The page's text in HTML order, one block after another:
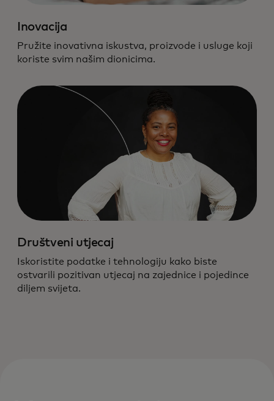
Inovacija
Pružite inovativna iskustva, proizvode i usluge koji
koriste svim našim dionicima.
Društveni utjecaj
Iskoristite podatke i tehnologiju kako biste
ostvarili pozitivan utjecaj na zajednice i pojedince
diljem svijeta.